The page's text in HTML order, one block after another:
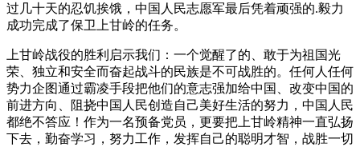
过几十天的忍饥挨饿，中国人民志愿军最后凭着顽强的.毅力
成功完成了保卫上甘岭的任务。
上甘岭战役的胜利启示我们：一个觉醒了的、敢于为祖国光
荣、独立和安全而奋起战斗的民族是不可战胜的。任何人任何
势力企图通过霸凌手段把他们的意志强加给中国、改变中国的
前进方向、阻挠中国人民创造自己美好生活的努力，中国人民
都绝不答应！作为一名预备党员，更要把上甘岭精神一直弘扬
下去，勤奋学习，努力工作，发挥自己的聪明才智，战胜一切